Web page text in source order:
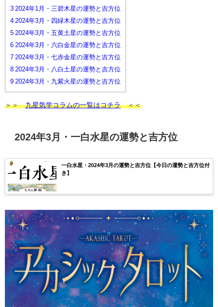
3 2024年1月・三碧木星の運勢と吉方位
4 2024年3月・四緑木星の運勢と吉方位
5 2024年3月・五黄土星の運勢と吉方位
6 2024年3月・六白金星の運勢と吉方位
7 2024年3月・七赤金星の運勢と吉方位
8 2024年3月・八白土星の運勢と吉方位
9 2024年3月・九紫火星の運勢と吉方位
＞＞九星気学コラムの一覧はコチラ＜＜
2024年3月・一白水星の運勢と吉方位
一白水星・2024年3月の運勢と吉方位【今日の運勢と吉方位付
き】